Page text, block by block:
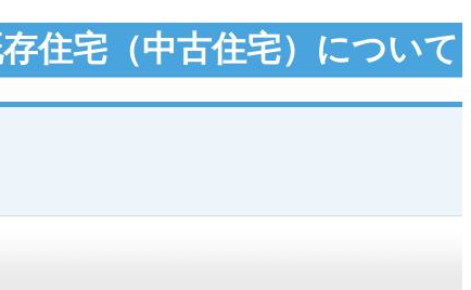
住宅（中古住宅）について